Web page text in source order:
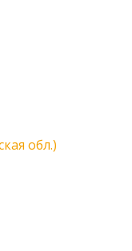
обл.)